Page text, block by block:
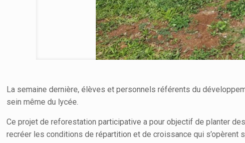
La semaine dernière, élèves et personnels référents du
sein même du lycée.
Ce projet de reforestation participative a pour objectif de planter
recréer les conditions de répartition et de croissance qui s’opèrent